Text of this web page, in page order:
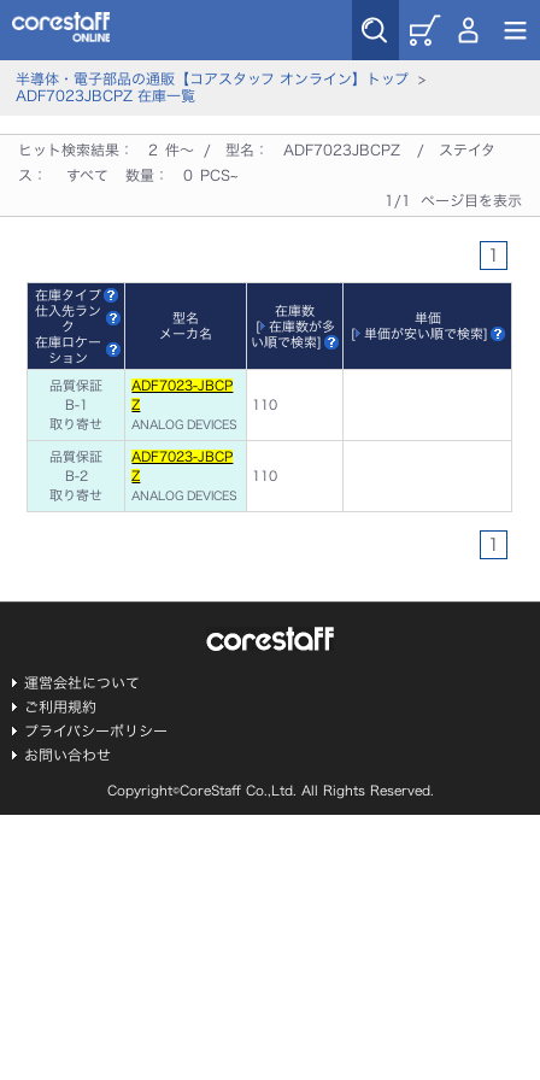
半導体・電子部品の通販【コアスタッフ オンライン】トップ>
ADF7023JBCPZ 在庫一覧
ヒット検索結果： 2 件～ / 型名： ADF7023JBCPZ
/ ステイタ
ス：
すべて 数量： 0 PCS~
1/1 ページ目を表示
1
在庫タイプ
仕入先ラン
ク
在庫ロケー
ション
型名
メーカ名
在庫数
[
在庫数が多
い順で検索]
単価
[
単価が安い順で検索]
品質保証
B-1
取り寄せ
ADF7023-JBCP
Z
ANALOG DEVICES
110
品質保証
B-2
取り寄せ
ADF7023-JBCP
Z
ANALOG DEVICES
110
1
運営会社について
ご利用規約
プライバシーポリシー
お問い合わせ
Copyright©CoreStaff Co.,Ltd. All Rights Reserved.